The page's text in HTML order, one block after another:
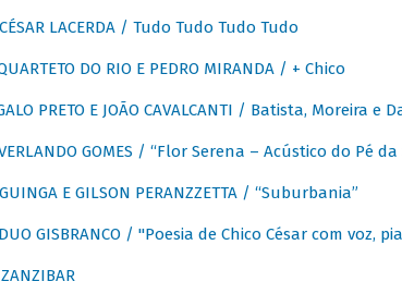
CÉSAR LACERDA / Tudo Tudo Tudo Tudo
DO RIO E PEDRO MIRANDA / + Chico
PRETO E JOÃO CAVALCANTI / Batista, Moreira e
GOMES / “Flor Serena – Acústico do Pé da
GUINGA E GILSON PERANZZETTA / “Suburbania”
DUO GISBRANCO / "Poesia de Chico César com voz,
ZANZIBAR